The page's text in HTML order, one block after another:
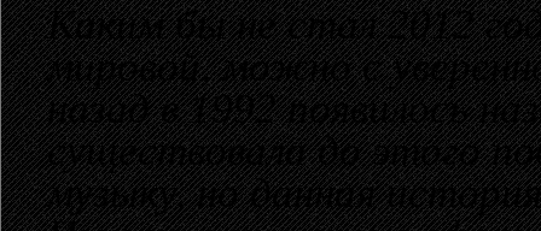
Каким бы не стал 2012
мировой, можно с
назад в 1992 появилось
существовала до этого
музыку, но данная